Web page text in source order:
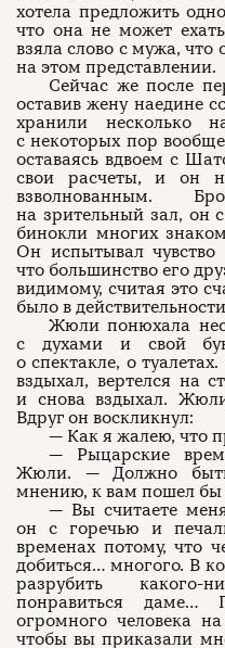
хотела предложить
что она не может
взяла слово с мужа, что
на этом представлении.
Сейчас же после
оставив жену наедине
хранили несколько
с некоторых пор вообще
оставаясь вдвоем с
свои расчеты, и он
взволнованным.
на зрительный зал, он
бинокли многих
Он испытывал чувство
что большинство его
видимому, считая это
было в
Жюли понюхала
с духами и свой
о спектакле, о
вздыхал, вертелся на
и снова вздыхал.
Вдруг он воскликнул:
— Как я жалею, что
— Рыцарские
Жюли. — Должно
мнению, к вам пошел бы
— Вы считаете
он с горечью и
временах потому, что
добиться… многого. В
разрубить какого-
понравиться даме…
огромного человека
чтобы вы приказали